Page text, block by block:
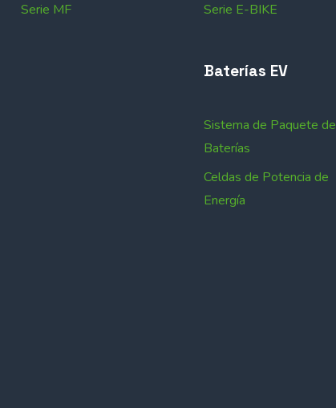
Serie MF
Serie E-BIKE
Baterías EV
Sistema de Paquete de
Baterías
Celdas de Potencia de
Energía